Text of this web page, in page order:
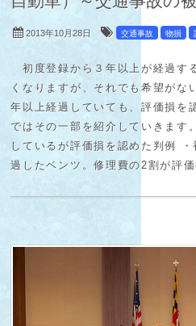
2013年10月28日 交通事故 物損
初度登録から３年以上が経過す
くなりますが、それでも希望が
年以上経過していても、評価損を
ではその一部を紹介していきます
しているが評価損を認めた判例
過したベンツ。修理費の2割が評